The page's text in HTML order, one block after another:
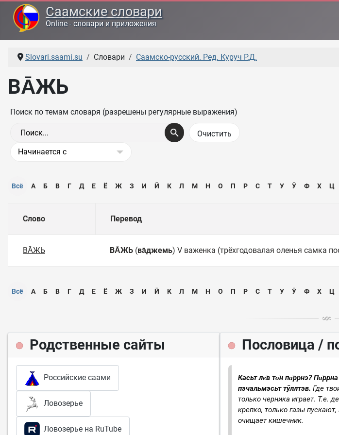
Саамские словари
Online - словари и приложения
Slovari.saami.su Словари Саамско-русский. Ред. Куруч Р.Д.
ВА̄ЖЬ
Поиск по темам словаря (разрешены регулярные выражения)
Всё А Б В Г Д Е Ё Ж З И Ӣ К Л М Н О П Р С Т У Ӯ Ф Х Ц
Слово Перевод
ВА̄ЖЬ ВА̄ЖЬ (ва̄джемь) V важенка (трёхгодовалая оленья самка
Всё А Б В Г Д Е Ё Ж З И Ӣ К Л М Н О П Р С Т У Ӯ Ф Х Ц
Родственные сайты
Российские саами
Ловозерье
Ловозерье на RuTube
Пословица /
Касьт ле̄в то̄н па̄ррнэ?
пэчальмэсьт тӯллтэв. Где
только черника играет. Т.е.
крепко, только газы пускают,
очищает кишечник.